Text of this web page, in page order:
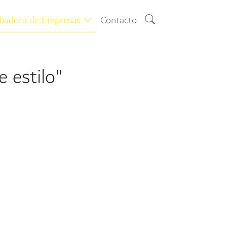
de Empresas Contacto
estilo"